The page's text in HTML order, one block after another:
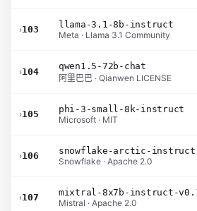
›103
llama-3.1-8b-instruct
Meta · Llama 3.1 Community
›104
qwen1.5-72b-chat
阿里巴巴 · Qianwen LICENSE
›105
phi-3-small-8k-instruct
Microsoft · MIT
›106
snowflake-arctic-instruct
Snowflake · Apache 2.0
›107
mixtral-8x7b-instruct-
Mistral · Apache 2.0